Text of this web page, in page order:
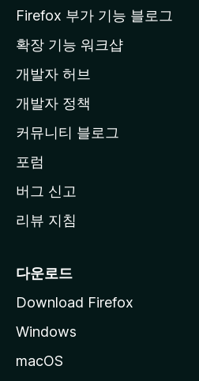
a
페
이
지
이
동
Firefox 부가 기능 블로그
확장 기능 워크샵
개발자 허브
개발자 정책
커뮤니티 블로그
포럼
버그 신고
리뷰 지침
다운로드
Download Firefox
Windows
macOS